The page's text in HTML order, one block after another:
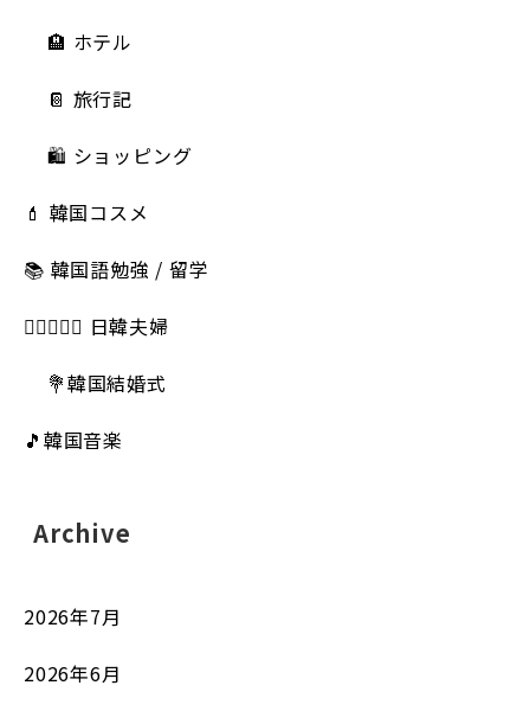
🏨 ホテル
📔 旅行記
🛍️ ショッピング
💄 韓国コスメ
📚 韓国語勉強 / 留学
👩🏻‍❤️‍👨🏻 日韓夫婦
💐韓国結婚式
🎵韓国音楽
Archive
2026年7月
2026年6月